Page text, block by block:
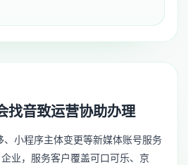
找音致运营协助办理
小程序主体变更等新媒体账号服务
业，服务客户覆盖可口可乐、京